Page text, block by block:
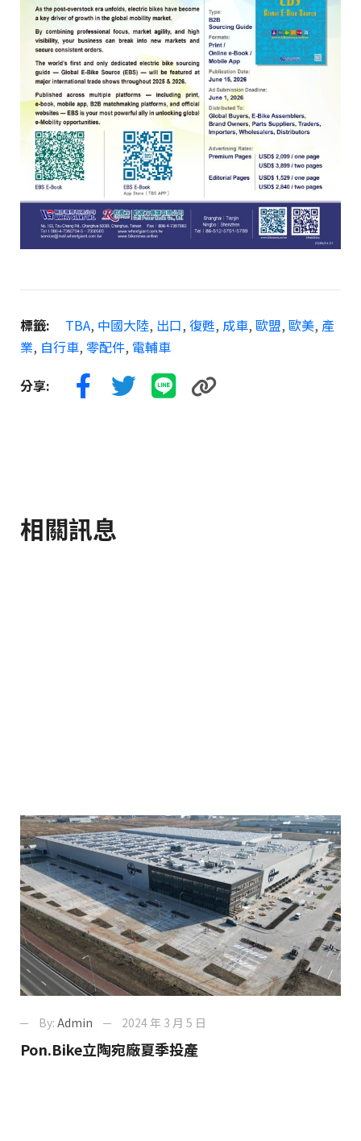
標籤: TBA, 中國大陸, 出口, 復甦, 成車, 歐盟, 歐美, 產
業, 自行車, 零配件, 電輔車
分享:
相關訊息
By: Admin 2024 年 3 月 5 日
Pon.Bike立陶宛廠夏季投產